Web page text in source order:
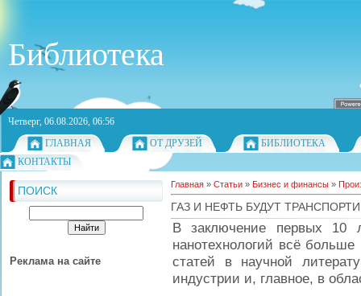
Библиотека
Четверг, 06.08.2026, 06:56
ГЛАВНАЯ
ОТ ДРУЗЕЙ
БИБЛИОТЕКА
КОНТАКТЫ
ПОИСК
Реклама на сайте
Главная » Статьи » Бизнес и финансы »
ГАЗ И НЕФТЬ БУДУТ
В заключение первых 10
нанотехнологий всё
статей в научной
индустрии и, главное, в